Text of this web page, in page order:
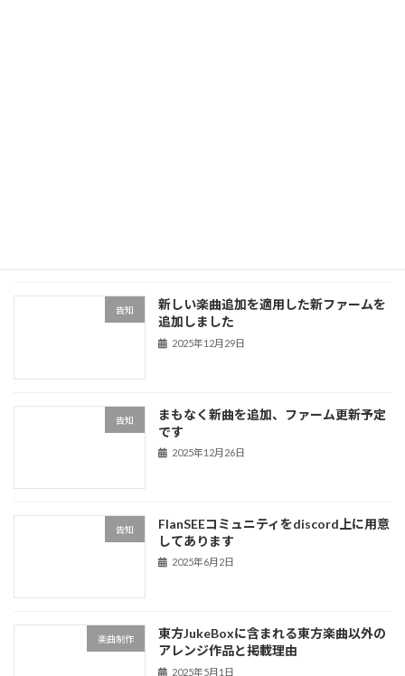
告知
新しい楽曲追加を適用した新ファームを
追加しました
2025年12月29日
告知
まもなく新曲を追加、ファーム更新予定
です
2025年12月26日
告知
FlanSEEコミュニティをdiscord上に用意
してあります
2025年6月2日
楽曲制作
東方JukeBoxに含まれる東方楽曲以外の
アレンジ作品と掲載理由
2025年5月1日